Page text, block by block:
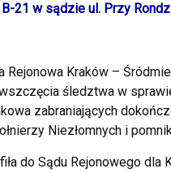
21 w sądzie ul. Przy
Rejonowa Kraków –
śledztwa w
zabraniających
Niezłomnych i
do Sądu Rejonowego dla